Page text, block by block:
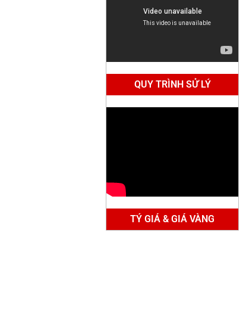
QUY TRÌNH SỬ LÝ
TÝ GIÁ & GIÁ VÀNG